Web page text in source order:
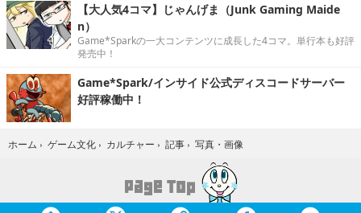
【大人気4コマ】じゃんげま（Junk Gaming Maide
n）
Game*Sparkの一大コンテンツに成長した4コマ。単行本も好評
発売中！
Game*Spark/インサイド公式ディスコードサーバー
好評稼働中！
ホーム › ゲーム文化 › カルチャー › 記事 › 写真・画像